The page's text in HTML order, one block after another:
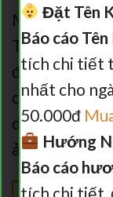
Mở Đầu: Tại
Trọng? Bạn
đang điều
chúng?
dai dẳng, hay
ảnh hưởng
Đặt Tên
Báo cáo Tên
tích chi tiết
nhất cho
50.000đ
Hướng
Báo cáo
tích chi tiết,